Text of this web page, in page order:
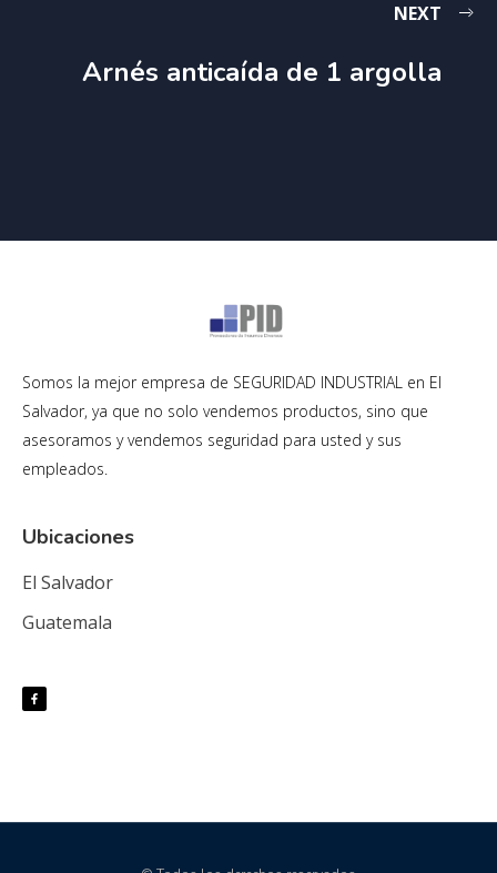
NEXT
Arnés anticaída de 1 argolla
Somos la mejor empresa de SEGURIDAD INDUSTRIAL en El
Salvador, ya que no solo vendemos productos, sino que
asesoramos y vendemos seguridad para usted y sus
empleados.
Ubicaciones
El Salvador
Guatemala